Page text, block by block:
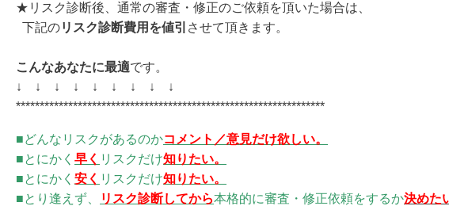
★リスク診断後、通常の審査・修正のご依頼を頂いた場合は、
下記のリスク診断費用を値引 させて頂きます。
こんなあなたに最適です。
↓ ↓ ↓ ↓ ↓ ↓ ↓ ↓ ↓
*****************************************************************
■どんなリスクがあるのかコメント／意見だけ欲しい。
■とにかく 早く リスクだけ知りたい。
■とにかく 安く リスクだけ知りたい。
■とり逢えず、 リスク診断してから本格的に審査・修正依頼をするか決めた